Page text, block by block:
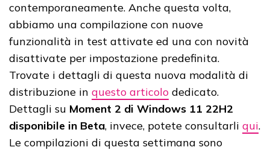
contemporaneamente. Anche questa volta,
abbiamo una compilazione con nuove
funzionalità in test attivate ed una con novità
disattivate per impostazione predefinita.
Trovate i dettagli di questa nuova modalità di
distribuzione in questo articolo dedicato.
Dettagli su Moment 2 di Windows 11 22H2
disponibile in Beta, invece, potete consultarli qui.
Le compilazioni di questa settimana sono